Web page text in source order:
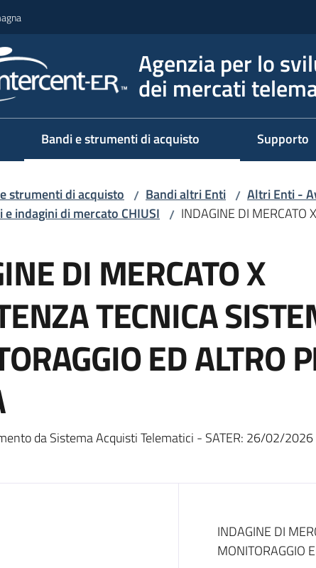
Agenzia per lo
dei mercati
Bandi e strumenti di acquisto Supporto
strumenti di acquisto / Bandi altri Enti / Altri Enti -
indagini di mercato CHIUSI / INDAGINE DI MERCATO
DI MERCATO X
TECNICA
ED ALTRO
da Sistema Acquisti Telematici - SATER: 26/02/2026
Dati del
INDAGINE DI
MONITORAGGIO